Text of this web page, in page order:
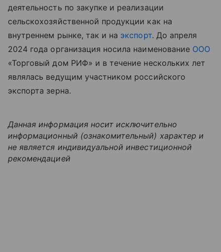
деятельность по закупке и реализации
сельскохозяйственной продукции как на
внутреннем рынке, так и на экспорт. До апреля
2024 года организация носила наименование ООО
«Торговый дом РИФ» и в течение нескольких лет
являлась ведущим участником российского
экспорта зерна.
Данная информация носит исключительно
информационный (ознакомительный) характер и
не является индивидуальной инвестиционной
рекомендацией